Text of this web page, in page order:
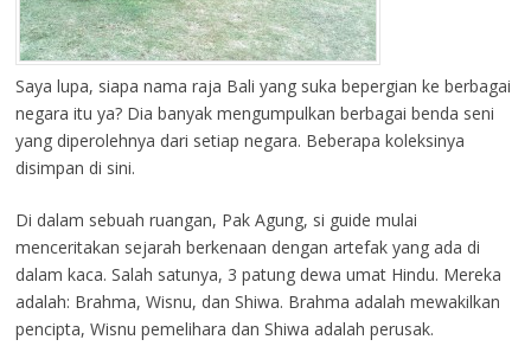
Saya lupa, siapa nama raja Bali yang suka bepergian ke berbagai
negara itu ya? Dia banyak mengumpulkan berbagai benda seni
yang diperolehnya dari setiap negara. Beberapa koleksinya
disimpan di sini.
Di dalam sebuah ruangan, Pak Agung, si guide mulai
menceritakan sejarah berkenaan dengan artefak yang ada di
dalam kaca. Salah satunya, 3 patung dewa umat Hindu. Mereka
adalah: Brahma, Wisnu, dan Shiwa. Brahma adalah mewakilkan
pencipta, Wisnu pemelihara dan Shiwa adalah perusak.